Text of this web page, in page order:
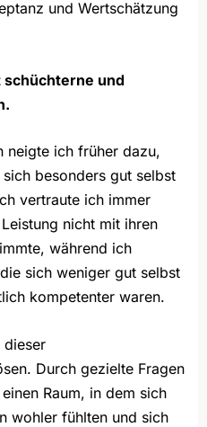
und Wertschätzung
schüchterne und
neigte ich früher dazu,
besonders gut selbst
vertraute ich immer
nicht mit ihren
während ich
sich weniger gut selbst
kompetenter waren.
dieser
Durch gezielte Fragen
Raum, in dem sich
wohler fühlten und sich